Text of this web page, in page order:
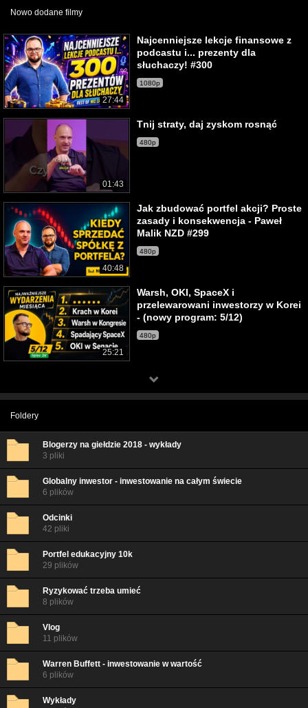
Nowo dodane filmy
27:44
Najcenniejsze lekcje finansowe z
podcastu i... prezenty dla
słuchaczy! #300
1080p
01:43
Tnij straty, daj zyskom rosnąć
480p
40:48
Jak zbudować portfel akcji? Proste
zasady i konsekwencja - Paweł
Malik NZD #299
480p
25:21
Warsh, OKI, SpaceX i
przelewarowani inwestorzy w Korei
- (nowy program: 5/12)
480p
Foldery
Blogerzy na giełdzie 2018 - wykłady
3 pliki
Globalny inwestor - inwestowanie na całym świecie
6 plików
Odcinki
42 pliki
Portfel edukacyjny 10k
29 plików
Ryzykować trzeba umieć
8 plików
Vlog
11 plików
Warren Buffett - inwestowanie w wartość
6 plików
Wykłady